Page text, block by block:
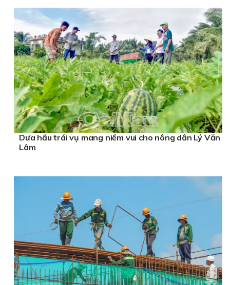
Dưa hấu trái vụ mang niềm vui cho nông dân Lý Văn
Lâm